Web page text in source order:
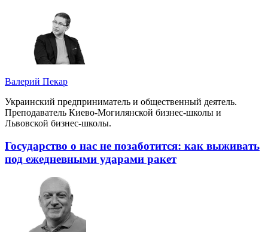
Валерий Пекар
Украинский предприниматель и общественный деятель.
Преподаватель Киево-Могилянской бизнес-школы и
Львовской бизнес-школы.
Государство о нас не позаботится: как выживать
под ежедневными ударами ракет